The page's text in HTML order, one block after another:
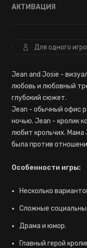
АКТИВАЦИЯ
Для одного
Jean and Josie -
любовь и любовный
глубокий сюжет.
Jean - обычный офис
ночью. Jean - кролик
любит крольчих. Мама
была против
Особенности игры:
Несколько
Сложные
Драма и юмор.
Главный герой